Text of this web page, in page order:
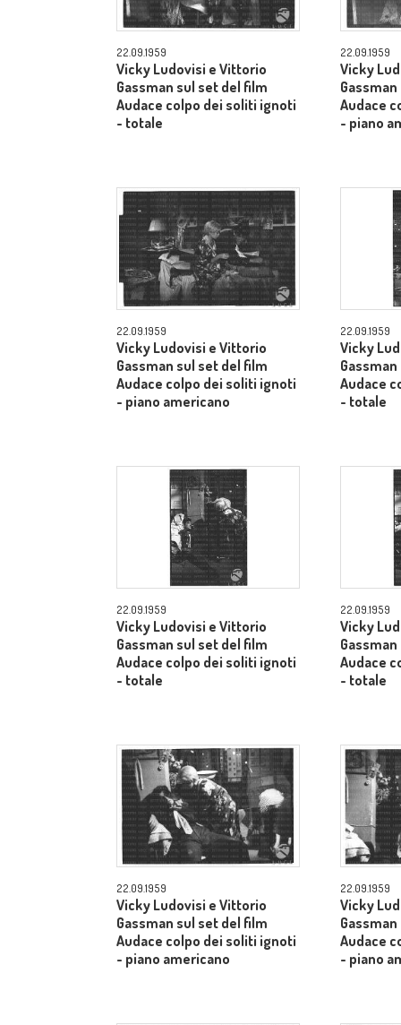
22.09.1959
Vicky Ludovisi e Vittorio
Gassman sul set del film
Audace colpo dei soliti ignoti
- totale
22.09.1959
Vicky
Audace
- piano
22.09.1959
Vicky Ludovisi e Vittorio
Gassman sul set del film
Audace colpo dei soliti ignoti
- piano americano
22.09.1959
Vicky
Audace
- totale
22.09.1959
Vicky Ludovisi e Vittorio
Gassman sul set del film
Audace colpo dei soliti ignoti
- totale
22.09.1959
Vicky
Audace
- totale
22.09.1959
Vicky Ludovisi e Vittorio
Gassman sul set del film
Audace colpo dei soliti ignoti
- piano americano
22.09.1959
Vicky
Audace
- piano